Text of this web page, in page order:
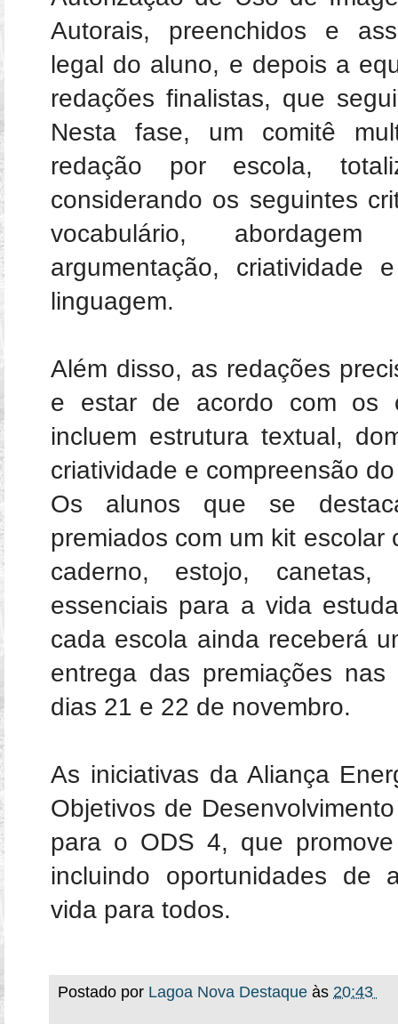
Autorais, preenchidos e
legal do aluno, e depois a
redações finalistas, que
Nesta fase, um comitê
redação por escola,
considerando os seguintes
vocabulário,
argumentação, criatividade
linguagem.
Além disso, as redações
e estar de acordo com os
incluem estrutura textual,
criatividade e compreensão
Os alunos que se
premiados com um kit
caderno, estojo,
essenciais para a vida
cada escola ainda receberá
entrega das premiações
dias 21 e 22 de novembro.
As iniciativas da Aliança
Objetivos de
para o ODS 4, que
incluindo oportunidades de
vida para todos.
Postado por Lagoa Nova Destaque às 20:43